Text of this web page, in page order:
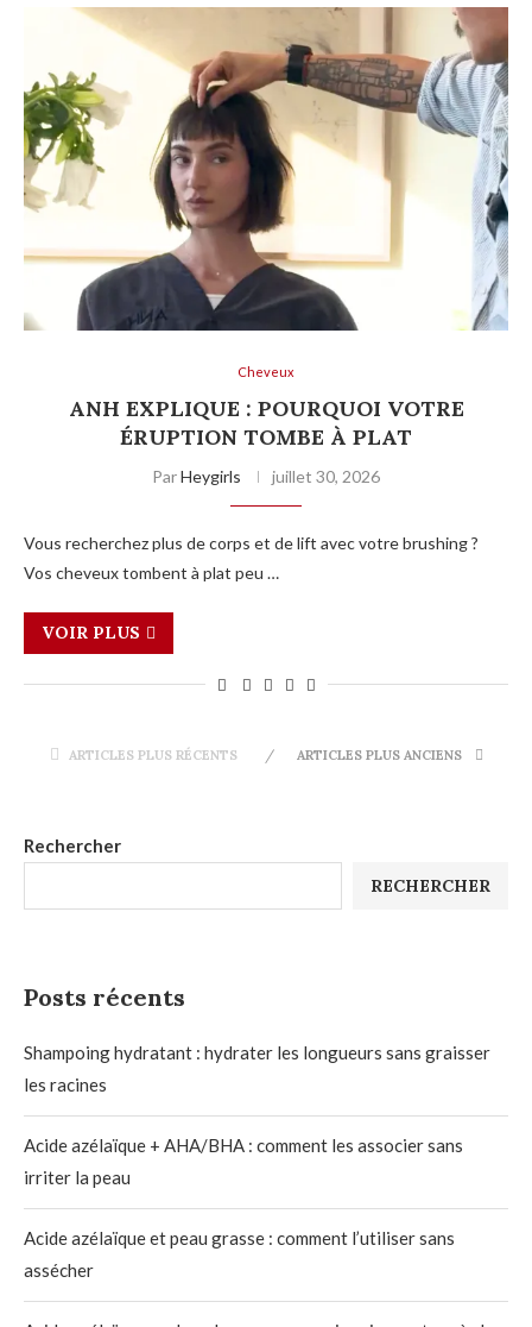
Cheveux
ANH EXPLIQUE : POURQUOI VOTRE
ÉRUPTION TOMBE À PLAT
ParHeygirls juillet 30, 2026
Vous recherchez plus de corps et de lift avec votre brushing ?
Vos cheveux tombent à plat peu …
VOIR PLUS
ARTICLES PLUS RÉCENTS ARTICLES PLUS ANCIENS
Rechercher
RECHERCHER
Posts récents
Shampoing hydratant : hydrater les longueurs sans graisser
les racines
Acide azélaïque + AHA/BHA : comment les associer sans
irriter la peau
Acide azélaïque et peau grasse : comment l’utiliser sans
assécher